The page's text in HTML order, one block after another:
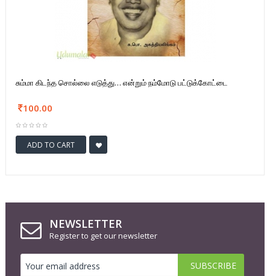
சும்மா கிடந்த சொல்லை எடுத்து… என்றும் நம்மோடு பட்டுக்கோட்டை
100.00
ADD TO CART
NEWSLETTER
Register to get our newsletter